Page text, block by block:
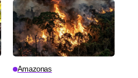
Amazonas